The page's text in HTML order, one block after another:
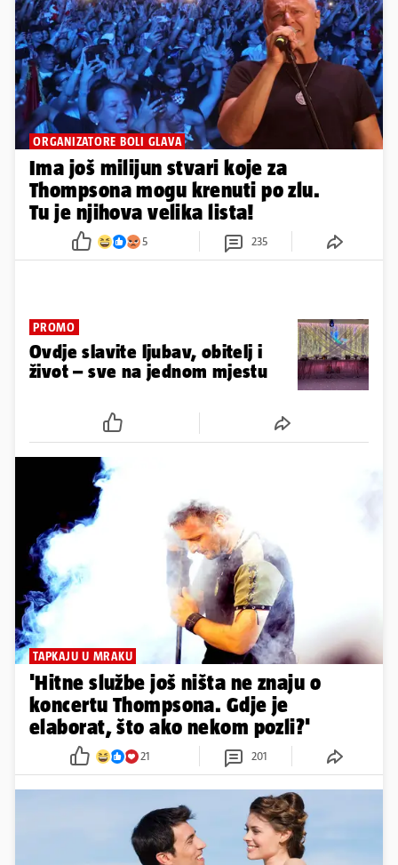
ORGANIZATORE BOLI GLAVA
Ima još milijun stvari koje za
Thompsona mogu krenuti po zlu.
Tu je njihova velika lista!
5 235
PROMO
Ovdje slavite ljubav, obitelj i
život – sve na jednom mjestu
TAPKAJU U MRAKU
'Hitne službe još ništa ne znaju o
koncertu Thompsona. Gdje je
elaborat, što ako nekom pozli?'
21 201